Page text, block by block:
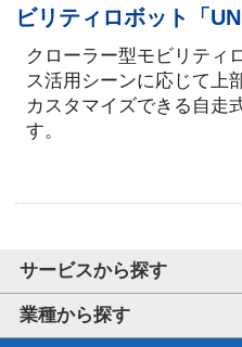
ビリティロボット「
クローラー型モビリティ
ス活用シーンに応じて上
カスタマイズできる自走
す。
サービスから探す
業種から探す